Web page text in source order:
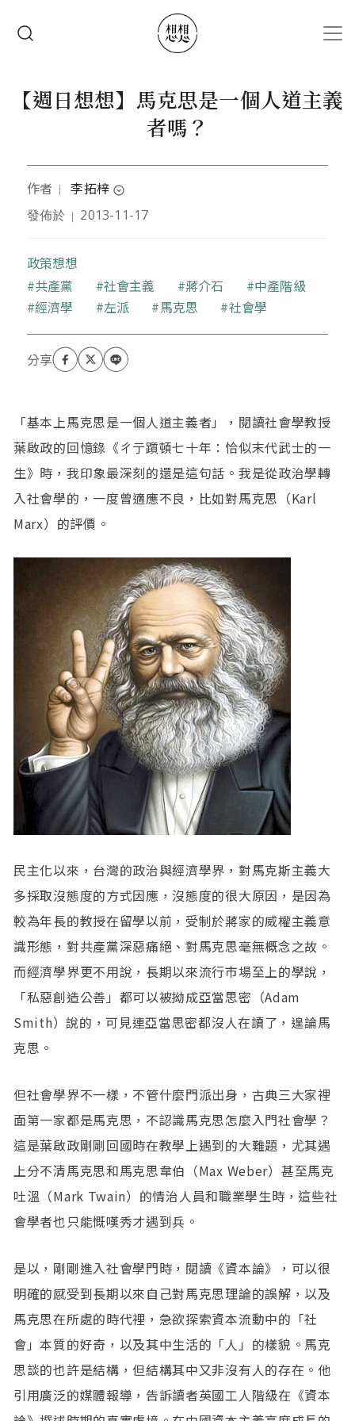
【週日想想】馬克思是一個人道主義
者嗎？
作者 ｜ 李拓梓 expand_circle_down
本文作者被學術界認為是政治人物，被政治圈說是讀
華，因此只好繼續在學術與政治之間流浪，並嘗試寫
一些風花雪月文章來野人獻曝。
部落格：
http://blog.roodo.com/aswing1978
發佈於 ｜ 2013-11-17
政策想想
關鍵字
共產黨 社會主義 蔣介石
中產階級
經濟學
左派 馬克思 社會學
「基本上馬克思是一個人道主義者」，閱讀社會學教授
葉啟政的回憶錄《ㄔ亍躓頓七十年：恰似末代武士的一
生》時，我印象最深刻的還是這句話。我是從政治學轉
入社會學的，一度曾適應不良，比如對馬克思（Karl
Marx）的評價。
民主化以來，台灣的政治與經濟學界，對馬克斯主義大
多採取沒態度的方式因應，沒態度的很大原因，是因為
較為年長的教授在留學以前，受制於蔣家的威權主義意
識形態，對共產黨深惡痛絕、對馬克思毫無概念之故。
而經濟學界更不用說，長期以來流行市場至上的學說，
「私惡創造公善」都可以被拗成亞當思密（Adam
Smith）說的，可見連亞當思密都沒人在讀了，遑論馬
克思。
但社會學界不一樣，不管什麼門派出身，古典三大家裡
面第一家都是馬克思，不認識馬克思怎麼入門社會學？
這是葉啟政剛剛回國時在教學上遇到的大難題，尤其遇
上分不清馬克思和馬克思韋伯（Max Weber）甚至馬克
吐溫（Mark Twain）的情治人員和職業學生時，這些社
會學者也只能慨嘆秀才遇到兵。
是以，剛剛進入社會學門時，閱讀《資本論》，可以很
明確的感受到長期以來自己對馬克思理論的誤解，以及
馬克思在所處的時代裡，急欲探索資本流動中的「社
會」本質的好奇，以及其中生活的「人」的樣貌。馬克
思談的也許是結構，但結構其中又非沒有人的存在。他
引用廣泛的媒體報導，告訴讀者英國工人階級在《資本